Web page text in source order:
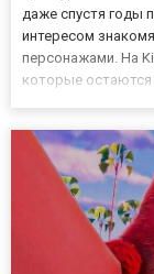
даже спустя годы
интересом
персонажами. На
которые
истории и